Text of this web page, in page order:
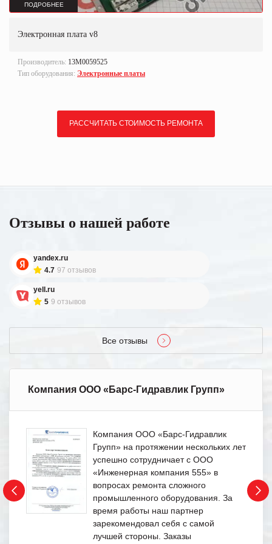
ПОДРОБНЕЕ
Электронная плата v8
Производитель: 13M0059525
Тип оборудования: Электронные платы
РАССЧИТАТЬ СТОИМОСТЬ РЕМОНТА
Отзывы о нашей работе
yandex.ru
4.7 97 отзывов
yell.ru
5 9 отзывов
Все отзывы
Компания ООО «Барс-Гидравлик Групп»
Компания ООО «Барс-Гидравлик
Групп» на протяжении нескольких лет
успешно сотрудничает с ООО
«Инженерная компания 555» в
вопросах ремонта сложного
промышленного оборудования. За
время работы наш партнер
зарекомендовал себя с самой
лучшей стороны. Заказы